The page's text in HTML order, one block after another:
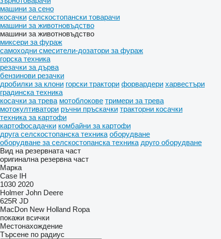
машини за сено
косачки селскостопански товарачи
машини за животновъдство
машини за животновъдство
миксери за фураж
самоходни смесители-дозатори за фураж
горска техника
резачки за дърва
бензинови резачки
дробилки за клони горски трактори форвардери харвестъри
градинска техника
косачки за трева мотоблокове тримери за трева
мотокултиватори ръчни пръскачки тракторни косачки
техника за картофи
картофосадачки комбайни за картофи
друга селскостопанска техника оборудване
оборудване за селскостопанска техника друго оборудване
Вид на резервната част
оригинална резервна част
Марка
Case IH
1030 2020
Holmer John Deere
625R JD
MacDon New Holland Ropa
покажи всички
Местонахождение
Търсене по радиус